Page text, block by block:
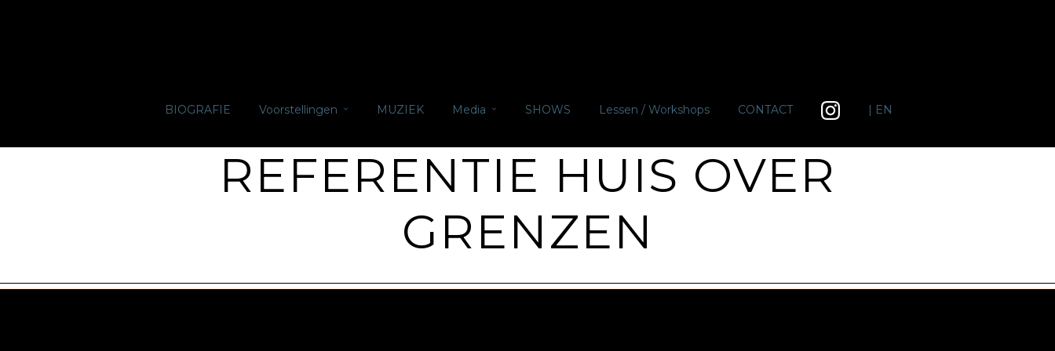
BIOGRAFIE Voorstellingen MUZIEK Media SHOWS Lessen / Workshops CONTACT | EN
REFERENTIE HUIS OVER
GRENZEN